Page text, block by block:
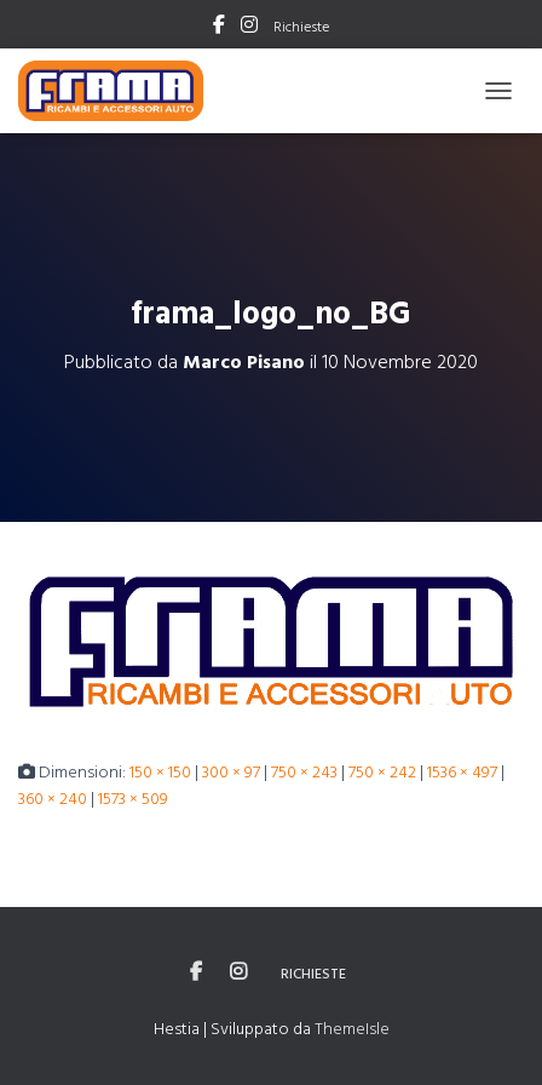
Richieste
frama_logo_no_BG
Pubblicato da Marco Pisano il 10 Novembre 2020
Dimensioni:150 × 150 |300 × 97|750 × 243 |750 × 242|1536 × 497|
360 × 240 |1573 × 509
RICHIESTE
Hestia | Sviluppato daThemeIsle